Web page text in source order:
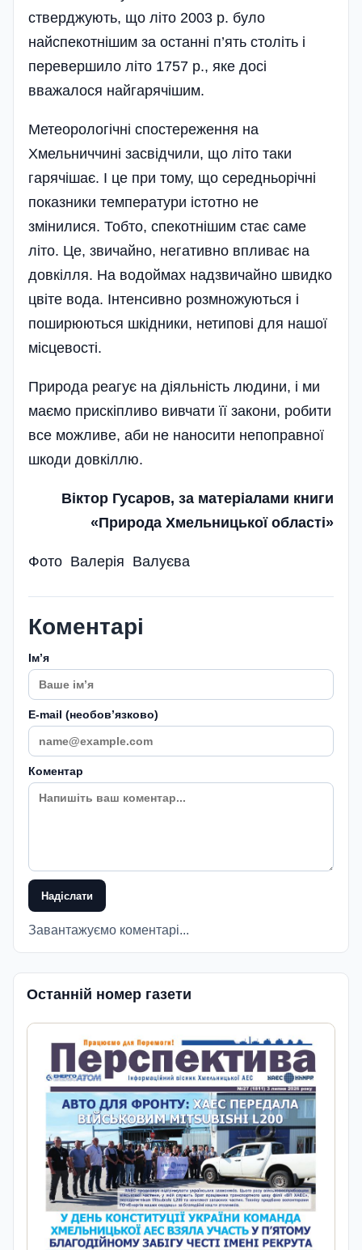
стверджують, що літо 2003 р. було
найспекотнішим за останні п’ять століть і
перевершило літо 1757 p., яке досі
вважалося найгарячішим.
Метеорологічні спостереження на
Хмельниччині засвідчили, що літо таки
гарячішає. І це при тому, що середньорічні
показники температури істотно не
змінилися. Тобто, спекотнішим стає саме
літо. Це, звичайно, негативно впливає на
довкілля. На водоймах надзвичайно швидко
цвіте вода. Інтенсивно розмножуються і
поширюються шкідники, нетипові для нашої
місцевості.
Природа реагує на діяльність людини, і ми
маємо прискіпливо вивчати її закони, робити
все можливе, аби не наносити непоправної
шкоди довкіллю.
Віктор Гусаров, за матеріалами книги
«Природа Хмельницької області»
Фото Валерія Валуєва
Коментарі
Імʼя
E-mail (необовʼязково)
Коментар
Надіслати
Завантажуємо коментарі...
Останній номер газети